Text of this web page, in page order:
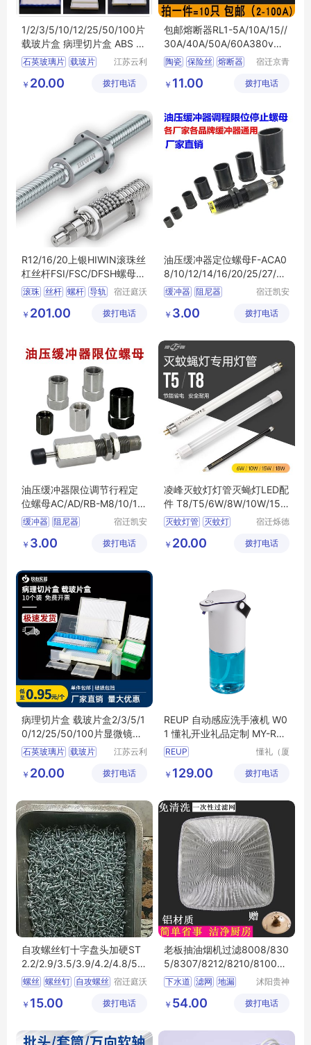
1/2/3/5/10/12/25/50/100片
载玻片盒 病理切片盒 ABS 加
厚
石英玻璃片 载玻片
显微镜玻璃片
江苏云利
务有限公
￥ 20.00 拨打电话
包邮熔断器RL1-5A/10A/15//
30A/40A/50A/60A380v螺
旋式陶瓷保险丝
陶瓷 保险丝 熔断器
宿迁京青
务有限公
￥ 11.00 拨打电话
R12/16/20上银HIWIN滚珠丝
杠丝杆FSI/FSC/DFSH螺母导
程5T3/10T4
滚珠 丝杆 螺杆 导轨
宿迁庭沃
有限公司
￥ 201.00 拨打电话
油压缓冲器定位螺母F-ACA0
8/10/12/14/16/20/25/27/3
3/36/42LM
缓冲器 阻尼器
宿迁凯安
有限公司
￥ 3.00 拨打电话
油压缓冲器限位调节行程定
位螺母AC/AD/RB-M8/10/12/
14/20/25/27
缓冲器 阻尼器
宿迁凯安
有限公司
￥ 3.00 拨打电话
凌峰灭蚊灯灯管灭蝇灯LED配
件 T8/T5/6W/8W/10W/15
W/18W/杀菌灯管
灭蚊灯管 灭蚊灯
家用灭蚊灯
宿迁烁德
有限公司
￥ 20.00 拨打电话
病理切片盒 载玻片盒2/3/5/1
0/12/25/50/100片显微镜玻
片盒存放板
石英玻璃片 载玻片
显微镜玻璃片
江苏云利
务有限公
￥ 20.00 拨打电话
REUP 自动感应洗手液机 W0
1 懂礼开业礼品定制 MY-RRJ
H-(T)-04
REUP
W01 开业礼品定制
懂礼（厦
链有限公
￥ 129.00 拨打电话
自攻螺丝钉十字盘头加硬ST
2.2/2.9/3.5/3.9/4.2/4.8/5.
5/6.3镀锌
螺丝 螺丝钉 自攻螺丝 宿迁庭沃
有限公司
￥ 15.00 拨打电话
老板抽油烟机过滤8008/830
5/8307/8212/8210/8100一
次性通用网罩
下水道 滤网 地漏
沭阳贵神
商务有限
￥ 54.00 拨打电话